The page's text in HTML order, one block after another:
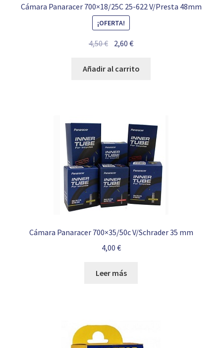
Cámara Panaracer 700×18/25C 25-622 V/Presta 48mm
¡OFERTA!
4,50€ El
original
2,60€El
actual
Añadir al carrito
Cámara Panaracer 700×35/50c V/Schrader 35 mm
4,00 €
Leer más